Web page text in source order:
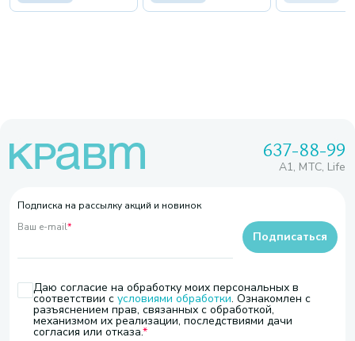
637-88-99
A1, МТС, Life
Подписка на рассылку акций и новинок
Ваш e-mail*
Даю согласие на обработку моих персональных в
соответствии с условиями обработки. Ознакомлен с
разъяснением прав, связанных с обработкой,
механизмом их реализации, последствиями дачи
согласия или отказа.
Подписаться